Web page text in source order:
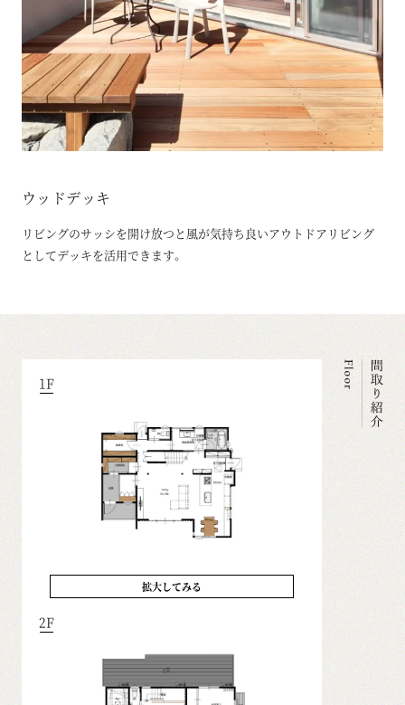
ウッドデッキ
リビングのサッシを開け放つと風が気持ち良いアウトドアリビング
としてデッキを活用できます。
1F
拡大してみる
2F